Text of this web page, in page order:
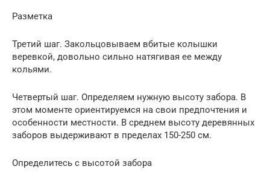
Разметка
Третий шаг. Закольцовываем вбитые колышки
веревкой, довольно сильно натягивая ее между
кольями.
Четвертый шаг. Определяем нужную высоту забора. В
этом моменте ориентируемся на свои предпочтения и
особенности местности. В среднем высоту деревянных
заборов выдерживают в пределах 150-250 см.
Определитесь с высотой забора